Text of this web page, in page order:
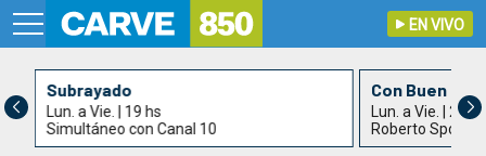
EN VIVO
Subrayado
Lun. a Vie. | 19 hs
Simultáneo con Canal 10
Con Buen
Lun. a Vie. | 21 hs
Roberto